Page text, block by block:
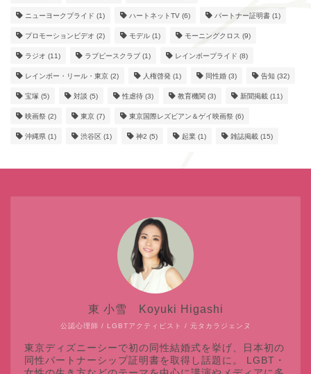
ニューヨークプライド (1) ハートネットTV (6) パートナー証明書 (1)
プロモーションビデオ (2) モデル (1) モーニングクロス (9)
ラジオ (11) ラブピースクラブ (1) レインボープライド (8)
レインボー・リール・東京 (2) 人権啓発 (1) 同性婚 (3) 告知 (32)
宝塚 (5) 対談 (5) 性虐待 (3) 教育機関 (3) 新聞掲載 (11)
映画祭 (2) 東京 (7) 東京国際レズビアン＆ゲイ映画祭 (6)
沖縄県 (1) 渋谷区 (1) 神2 (5) 起業 (1) 雑誌掲載 (15)
公認心理師 / LGBTアクティビスト / 元タカラジェンヌ
東 小雪 Koyuki Higashi
東京ディズニーシーで初の同性結婚式を挙げ、日本初の
同性パートナーシップ証明書を取得し話題に。 LGBT・